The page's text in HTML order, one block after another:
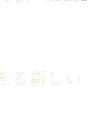
る新しい